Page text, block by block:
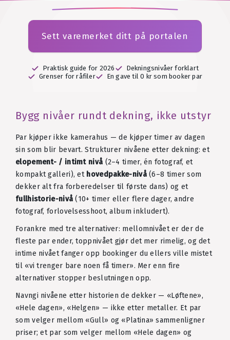
Sett varemerket ditt på portalen
Praktisk guide for 2026
Dekningsnivåer forklart
Grenser for råfiler
En gave til 0 kr som booker par
Bygg nivåer rundt dekning, ikke utstyr
Par kjøper ikke kamerahus — de kjøper timer av dagen
sin som blir bevart. Strukturer nivåene etter dekning: et
elopement- / intimt nivå (2–4 timer, én fotograf, et
kompakt galleri), et hovedpakke-nivå(6–8 timer som
dekker alt fra forberedelser til første dans) og et
fullhistorie-nivå (10+ timer eller flere dager, andre
fotograf, forlovelsesshoot, album inkludert).
Forankre med tre alternativer: mellomnivået er der de
fleste par ender, toppnivået gjør det mer rimelig, og det
intime nivået fanger opp bookinger du ellers ville mistet
til «vi trenger bare noen få timer». Mer enn fire
alternativer stopper beslutningen opp.
Navngi nivåene etter historien de dekker — «Løftene»,
«Hele dagen», «Helgen» — ikke etter metaller. Et par
som velger mellom «Gull» og «Platina» sammenligner
priser; et par som velger mellom «Hele dagen» og